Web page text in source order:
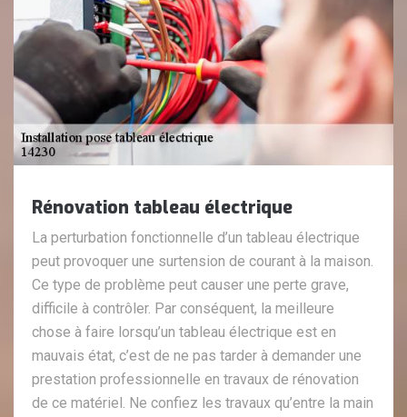
Rénovation tableau électrique
La perturbation fonctionnelle d’un tableau électrique
peut provoquer une surtension de courant à la maison.
Ce type de problème peut causer une perte grave,
difficile à contrôler. Par conséquent, la meilleure
chose à faire lorsqu’un tableau électrique est en
mauvais état, c’est de ne pas tarder à demander une
prestation professionnelle en travaux de rénovation
de ce matériel. Ne confiez les travaux qu’entre la main